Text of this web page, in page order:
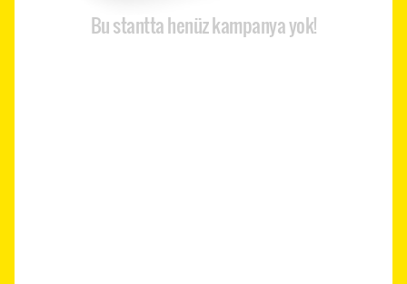
Bu stantta henüz kampanya yok!